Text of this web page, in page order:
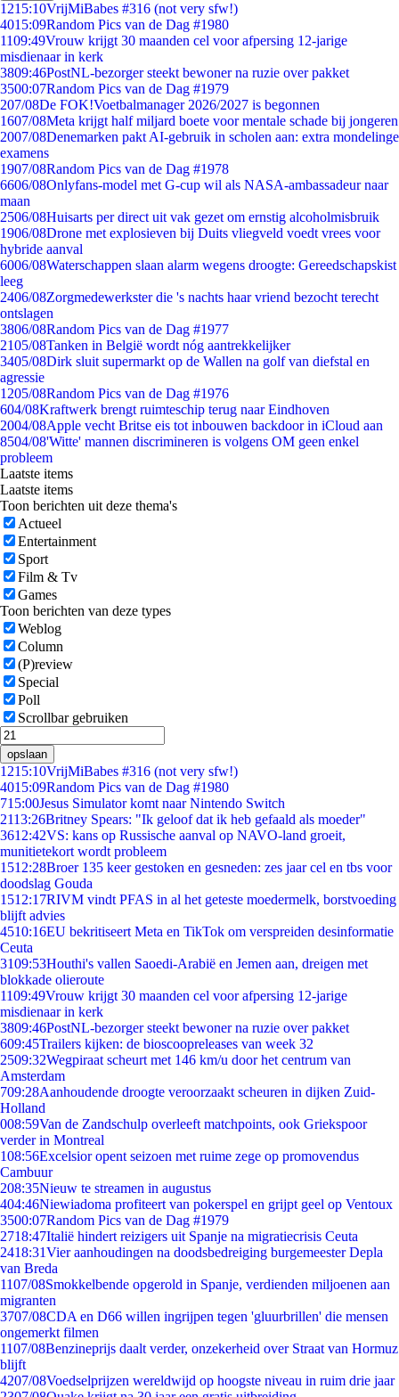
1215:10VrijMiBabes #316 (not very sfw!)
4015:09Random Pics van de Dag #1980
1109:49Vrouw krijgt 30 maanden cel voor afpersing 12-jarige
misdienaar in kerk
3809:46PostNL-bezorger steekt bewoner na ruzie over pakket
3500:07Random Pics van de Dag #1979
207/08De FOK!Voetbalmanager 2026/2027 is begonnen
1607/08Meta krijgt half miljard boete voor mentale schade bij jongeren
2007/08Denemarken pakt AI-gebruik in scholen aan: extra mondelinge
examens
1907/08Random Pics van de Dag #1978
6606/08Onlyfans-model met G-cup wil als NASA-ambassadeur naar
maan
2506/08Huisarts per direct uit vak gezet om ernstig alcoholmisbruik
1906/08Drone met explosieven bij Duits vliegveld voedt vrees voor
hybride aanval
6006/08Waterschappen slaan alarm wegens droogte: Gereedschapskist
leeg
2406/08Zorgmedewerkster die 's nachts haar vriend bezocht terecht
ontslagen
3806/08Random Pics van de Dag #1977
2105/08Tanken in België wordt nóg aantrekkelijker
3405/08Dirk sluit supermarkt op de Wallen na golf van diefstal en
agressie
1205/08Random Pics van de Dag #1976
604/08Kraftwerk brengt ruimteschip terug naar Eindhoven
2004/08Apple vecht Britse eis tot inbouwen backdoor in iCloud aan
8504/08'Witte' mannen discrimineren is volgens OM geen enkel
probleem
Laatste items
Laatste items
Toon berichten uit deze thema's
Actueel
Entertainment
Sport
Film & Tv
Games
Toon berichten van deze types
Weblog
Column
(P)review
Special
Poll
Scrollbar gebruiken
opslaan
1215:10VrijMiBabes #316 (not very sfw!)
4015:09Random Pics van de Dag #1980
715:00Jesus Simulator komt naar Nintendo Switch
2113:26Britney Spears: "Ik geloof dat ik heb gefaald als moeder"
3612:42VS: kans op Russische aanval op NAVO-land groeit,
munitietekort wordt probleem
1512:28Broer 135 keer gestoken en gesneden: zes jaar cel en tbs voor
doodslag Gouda
1512:17RIVM vindt PFAS in al het geteste moedermelk, borstvoeding
blijft advies
4510:16EU bekritiseert Meta en TikTok om verspreiden desinformatie
Ceuta
3109:53Houthi's vallen Saoedi-Arabië en Jemen aan, dreigen met
blokkade olieroute
1109:49Vrouw krijgt 30 maanden cel voor afpersing 12-jarige
misdienaar in kerk
3809:46PostNL-bezorger steekt bewoner na ruzie over pakket
609:45Trailers kijken: de bioscoopreleases van week 32
2509:32Wegpiraat scheurt met 146 km/u door het centrum van
Amsterdam
709:28Aanhoudende droogte veroorzaakt scheuren in dijken Zuid-
Holland
008:59Van de Zandschulp overleeft matchpoints, ook Griekspoor
verder in Montreal
108:56Excelsior opent seizoen met ruime zege op promovendus
Cambuur
208:35Nieuw te streamen in augustus
404:46Niewiadoma profiteert van pokerspel en grijpt geel op Ventoux
3500:07Random Pics van de Dag #1979
2718:47Italië hindert reizigers uit Spanje na migratiecrisis Ceuta
2418:31Vier aanhoudingen na doodsbedreiging burgemeester Depla
van Breda
1107/08Smokkelbende opgerold in Spanje, verdienden miljoenen aan
migranten
3707/08CDA en D66 willen ingrijpen tegen 'gluurbrillen' die mensen
ongemerkt filmen
1107/08Benzineprijs daalt verder, onzekerheid over Straat van Hormuz
blijft
4207/08Voedselprijzen wereldwijd op hoogste niveau in ruim drie jaar